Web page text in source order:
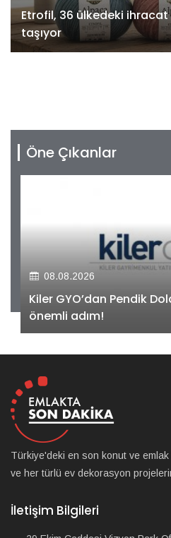
Etrofil, 36 ülkedeki ihracat
taşıyor
Öne Çıkanlar
08.08.2026
Kiler GYO’dan Pendik
önemli adım!
Türkiye'deki en son konut ve
ve her türlü ev dekorasyon
İletişim Bilgileri